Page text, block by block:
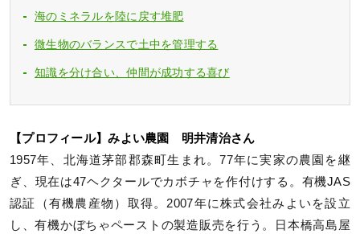
海のミネラルを陸に戻す堆肥
微生物のバランスで土中を管理する
知識を分け合い、仲間が成功する喜び
【プロフィール】みよい農園 明井清治さん
1957年、北海道茅部郡森町生まれ。77年に実家の農園を継
ぎ、現在は47ヘクタールでカボチャを作付けする。有機JAS
認証（有機農産物）取得。2007年に株式会社みよいを設立
し、有機かぼちゃペーストの製造販売を行う。日本橋高島屋